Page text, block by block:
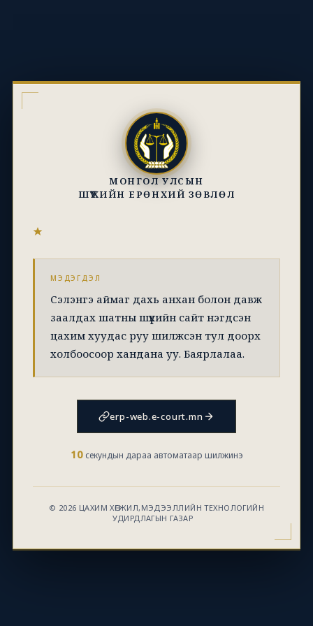
МОНГОЛ УЛСЫН
ШҮҮХИЙН ЕРӨНХИЙ ЗӨВЛӨЛ
МЭДЭГДЭЛ
Сэлэнгэ аймаг дахь анхан болон давж
заалдах шатны шүүхийн сайт нэгдсэн
цахим хуудас руу шилжсэн тул доорх
холбоосоор хандана уу. Баярлалаа.
erp-web.e-court.mn
10секундын дараа автоматаар шилжинэ
© 2026 ЦАХИМ ХӨГЖИЛ,МЭДЭЭЛЛИЙН ТЕХНОЛОГИЙН
УДИРДЛАГЫН ГАЗАР